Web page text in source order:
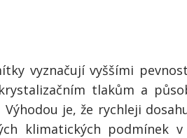
vyznačují vyššími
tlakům a
je, že rychleji
klimatických podmínek